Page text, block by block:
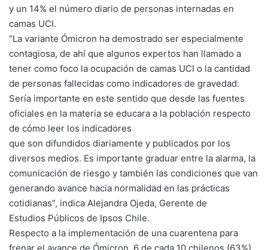
y un 14% el número diario de personas internadas en
camas UCI.
“La variante Ómicron ha demostrado ser especialmente
contagiosa, de ahí que algunos expertos han llamado a
tener como foco la ocupación de camas UCI o la cantidad
de personas fallecidas como indicadores de gravedad.
Sería importante en este sentido que desde las fuentes
oficiales en la materia se educara a la población respecto
de cómo leer los indicadores
que son difundidos diariamente y publicados por los
diversos medios. Es importante graduar entre la alarma, la
comunicación de riesgo y también las condiciones que van
generando avance hacia normalidad en las prácticas
cotidianas”, indica Alejandra Ojeda, Gerente de
Estudios Públicos de Ipsos Chile.
Respecto a la implementación de una cuarentena para
frenar el avance de Ómicron, 6 de cada 10 chilenos (63%)